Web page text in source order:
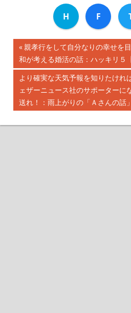
H F
投
稿
ナ
前
の
記
事:
親孝行をして自分なりの幸せを
和が考える婚活の話：ハッキリ５
次
の
記
より確実な天気予報を知りたけれ
ェザーニュース社のサポーターに
送れ！：雨上がりの「Ａさんの話